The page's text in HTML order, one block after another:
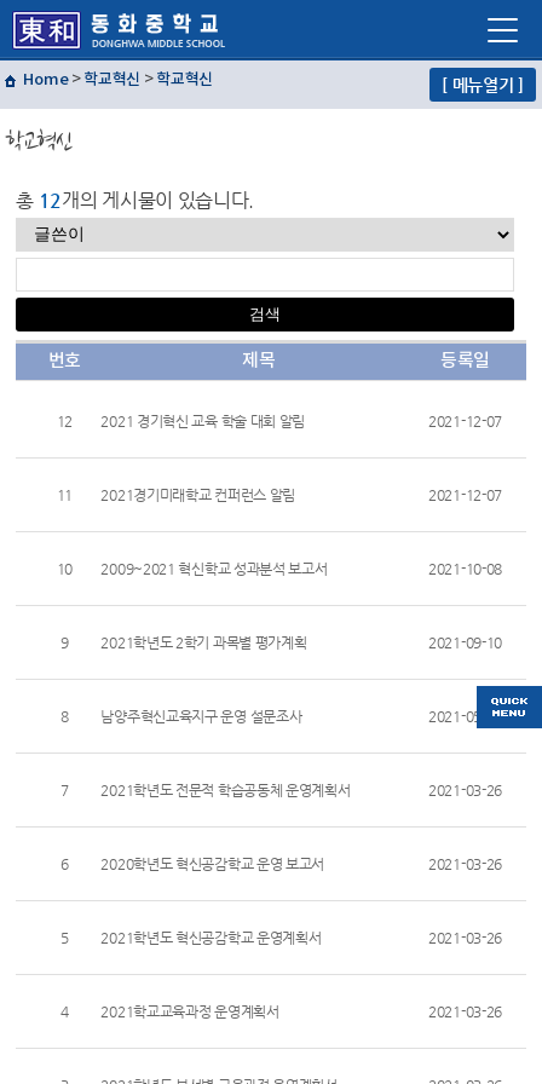
교육프로그램
Home>학교혁신 >학교혁신 [ 메뉴열기 ]
학교혁신
총 12개의 게시물이 있습니다.
번호 제목 등록일
12 2021 경기혁신 교육 학술 대회 알림 2021-12-07
11 2021경기미래학교 컨퍼런스 알림 2021-12-07
10 2009~2021 혁신학교 성과분석 보고서 2021-10-08
9 2021학년도 2학기 과목별 평가계획 2021-09-10
8 남양주혁신교육지구 운영 설문조사 2021-05-13
7 2021학년도 전문적 학습공동체 운영계획서 2021-03-26
6 2020학년도 혁신공감학교 운영 보고서 2021-03-26
5 2021학년도 혁신공감학교 운영계획서 2021-03-26
4 2021학교교육과정 운영계획서 2021-03-26